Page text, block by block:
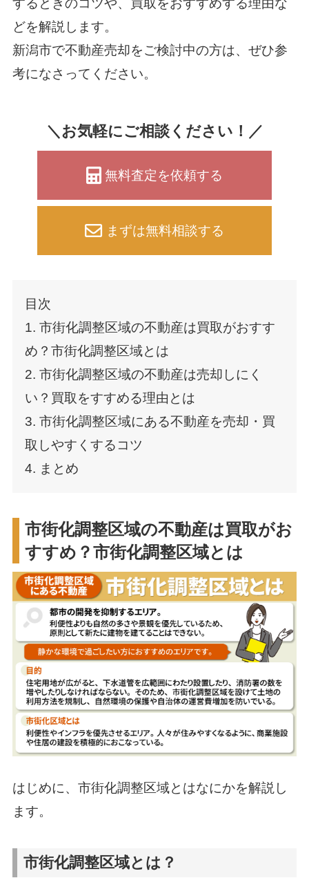
どを解説します。
新潟市で不動産売却をご検討中の方は、ぜひ参
考になさってください。
＼お気軽にご相談ください！／
無料査定を依頼する
まずは無料相談する
目次
1. 市街化調整区域の不動産は買取がおすす
め？市街化調整区域とは
2. 市街化調整区域の不動産は売却しにく
い？買取をすすめる理由とは
3. 市街化調整区域にある不動産を売却・買
取しやすくするコツ
4. まとめ
市街化調整区域の不動産は買取がお
すすめ？市街化調整区域とは
はじめに、市街化調整区域とはなにかを解説し
ます。
市街化調整区域とは？